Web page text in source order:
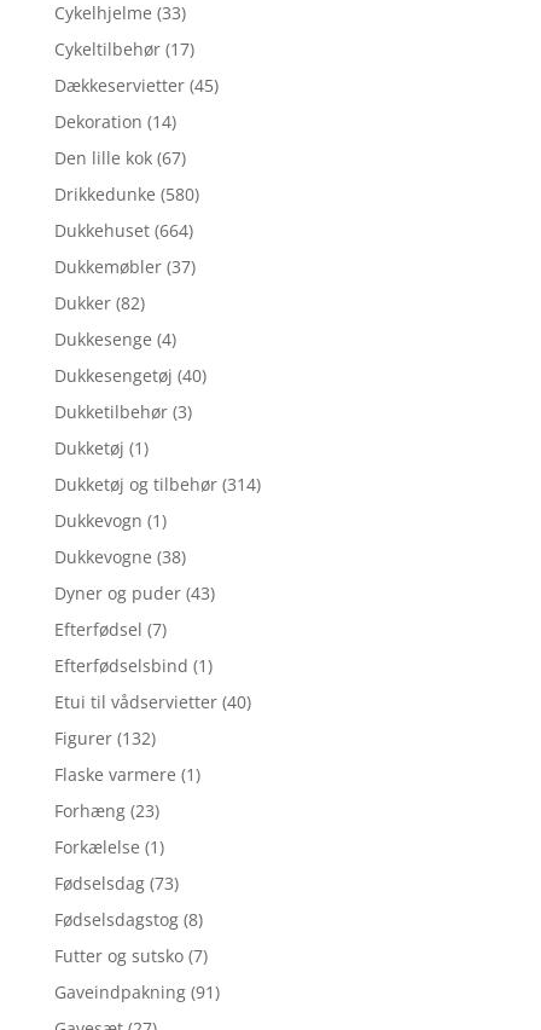
Cykelhjelme (33)
Cykeltilbehør (17)
Dækkeservietter (45)
Dekoration (14)
Den lille kok (67)
Drikkedunke (580)
Dukkehuset (664)
Dukkemøbler (37)
Dukker (82)
Dukkesenge (4)
Dukkesengetøj (40)
Dukketilbehør (3)
Dukketøj (1)
Dukketøj og tilbehør (314)
Dukkevogn (1)
Dukkevogne (38)
Dyner og puder (43)
Efterfødsel (7)
Efterfødselsbind (1)
Etui til vådservietter (40)
Figurer (132)
Flaske varmere (1)
Forhæng (23)
Forkælelse (1)
Fødselsdag (73)
Fødselsdagstog (8)
Futter og sutsko (7)
Gaveindpakning (91)